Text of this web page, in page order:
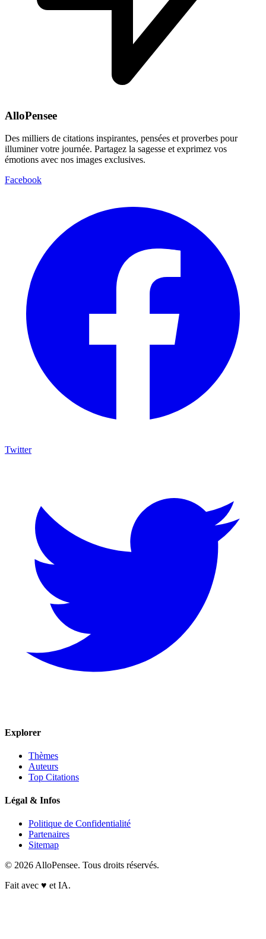
AlloPensee
Des milliers de citations inspirantes, pensées et proverbes pour
illuminer votre journée. Partagez la sagesse et exprimez vos
émotions avec nos images exclusives.
Facebook
Twitter
Explorer
Thèmes
Auteurs
Top Citations
Légal & Infos
Politique de Confidentialité
Partenaires
Sitemap
© 2026 AlloPensee. Tous droits réservés.
Fait avec ♥ et IA.